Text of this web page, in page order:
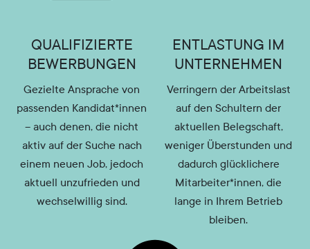
QUALIFIZIERTE
BEWERBUNGEN
Gezielte Ansprache von
passenden Kandidat*innen
– auch denen, die nicht
aktiv auf der Suche nach
einem neuen Job, jedoch
aktuell unzufrieden und
wechselwillig sind.
ENTLASTUNG IM
UNTERNEHMEN
Verringern der Arbeitslast
auf den Schultern der
aktuellen Belegschaft,
weniger Überstunden und
dadurch glücklichere
Mitarbeiter*innen, die
lange in Ihrem Betrieb
bleiben.